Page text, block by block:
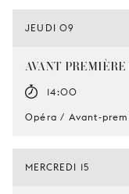
JEUDI 09
AVANT-
14:00
Opéra / Avant-
MERCREDI 15